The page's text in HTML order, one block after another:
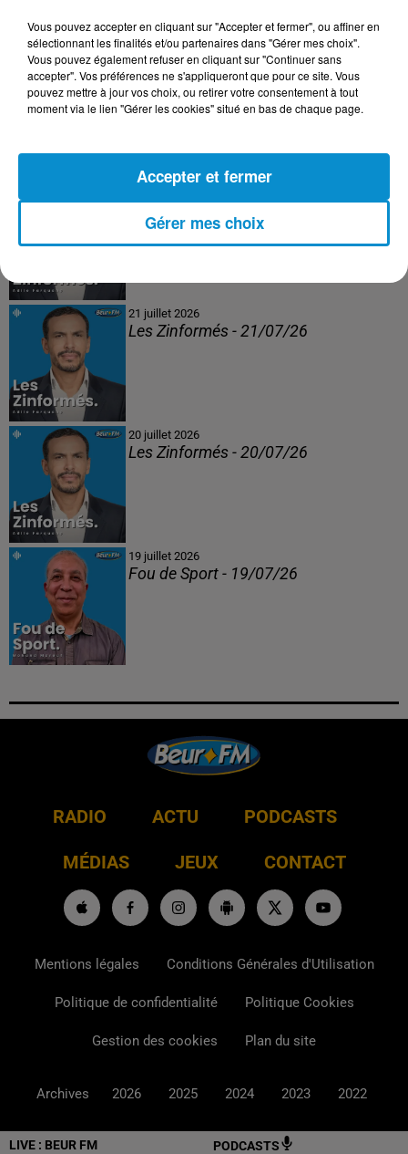
LIVE : BEUR FM PODCASTS
23 juillet 2026
Les Zinformés - 23/07/26
21 juillet 2026
Les Zinformés - 21/07/26
20 juillet 2026
Les Zinformés - 20/07/26
19 juillet 2026
Fou de Sport - 19/07/26
RADIO ACTU PODCASTS
MÉDIAS JEUX CONTACT
Mentions légales Conditions Générales d'Utilisation
Politique de confidentialité Politique Cookies
Gestion des cookies Plan du site
Archives 2026 2025 2024 2023 2022
Vous pouvez accepter en cliquant sur "Accepter et fermer", ou affiner en
sélectionnant les finalités et/ou partenaires dans "Gérer mes choix".
Vous pouvez également refuser en cliquant sur "Continuer sans
accepter". Vos préférences ne s'appliqueront que pour ce site. Vous
pouvez mettre à jour vos choix, ou retirer votre consentement à tout
moment via le lien "Gérer les cookies" situé en bas de chaque page.
Gérer mes choix
Accepter et fermer